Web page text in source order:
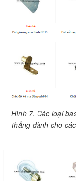
Hình 7. Các loại
thẳng dành cho